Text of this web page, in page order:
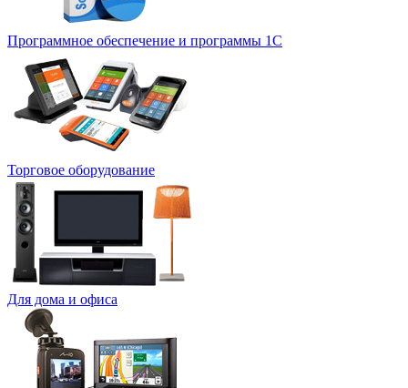
Программное обеспечение и программы 1С
Торговое оборудование
Для дома и офиса